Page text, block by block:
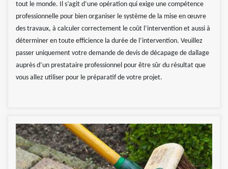
tout le monde. Il s’agit d’une opération qui exige une compétence
professionnelle pour bien organiser le système de la mise en œuvre
des travaux, à calculer correctement le coût l’intervention et aussi à
déterminer en toute efficience la durée de l’intervention. Veuillez
passer uniquement votre demande de devis de décapage de dallage
auprès d’un prestataire professionnel pour être sûr du résultat que
vous allez utiliser pour le préparatif de votre projet.